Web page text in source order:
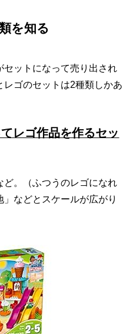
を知る
セットになって売り出され
ゴのセットは2種類しかあ
レゴ作品を作るセッ
。（ふつうのレゴになれ
などとスケールが広がり